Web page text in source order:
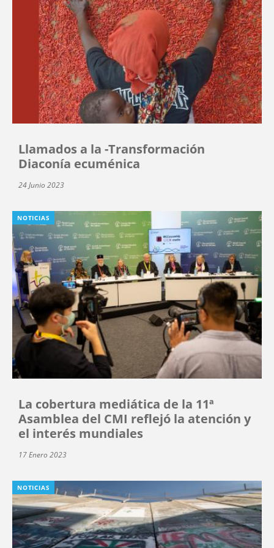
Llamados a la -Transformación
Diaconía ecuménica
24 Junio 2023
NOTICIAS
La cobertura mediática de la 11ª
Asamblea del CMI reflejó la atención y
el interés mundiales
17 Enero 2023
NOTICIAS